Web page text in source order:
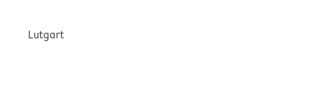
Lutgart